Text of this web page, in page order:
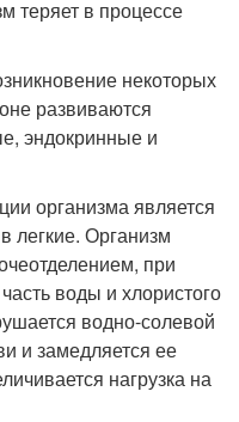
теряет в процессе
некоторых
развиваются
эндокринные и
организма является
легкие. Организм
при
воды и хлористого
водно-солевой
и замедляется ее
нагрузка на